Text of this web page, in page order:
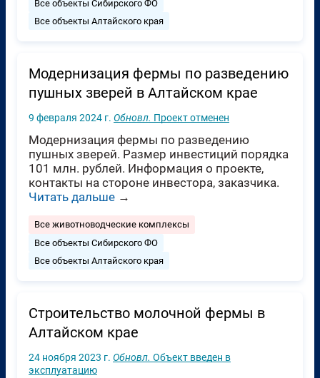
Все объекты Сибирского ФО
Все объекты Алтайского края
Модернизация фермы по разведению
пушных зверей в Алтайском крае
9 февраля 2024 г. Обновл. Проект отменен
Модернизация фермы по разведению
пушных зверей. Размер инвестиций порядка
101 млн. рублей. Информация о проекте,
контакты на стороне инвестора, заказчика.
Читать дальше →
Все животноводческие комплексы
Все объекты Сибирского ФО
Все объекты Алтайского края
Строительство молочной фермы в
Алтайском крае
24 ноября 2023 г. Обновл. Объект введен в
эксплуатацию